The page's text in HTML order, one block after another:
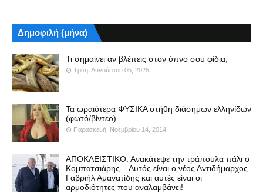
Δημοφιλή (μήνα)
Τι σημαίνει αν βλέπεις στον ύπνο σου φίδια;
Τρίτη, Αυγούστου 05, 2025
Τα ωραιότερα ΦΥΣΙΚΑ στήθη διάσημων ελληνίδων
(φωτό/βίντεο)
Παρασκευή, Νοεμβρίου 14, 2014
ΑΠΟΚΛΕΙΣΤΙΚΟ: Ανακάτεψε την τράπουλα πάλι ο
Κομπατσιάρης – Αυτός είναι ο νέος Αντιδήμαρχος
Γαβριήλ Αμανατίδης και αυτές είναι οι
αρμοδιότητες που αναλαμβάνει!